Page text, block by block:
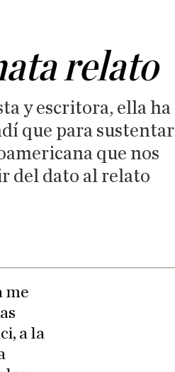
relato
y escritora, ella ha
que para sustentar
que nos
del dato al relato
me
a la